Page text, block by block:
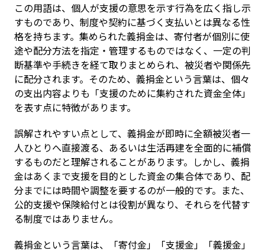
この用語は、個人が支援の意思を示す行為を広く指し示
すものであり、制度や契約に基づく支払いとは異なる性
格を持ちます。集められた義捐金は、寄付者が個別に使
途や配分方法を指定・管理するものではなく、一定の判
断基準や手続きを経て取りまとめられ、被災者や関係先
に配分されます。そのため、義捐金という言葉は、個々
の支出内容よりも「支援のために集約された資金全体」
を表す点に特徴があります。
誤解されやすい点として、義捐金が即時に全額被災者一
人ひとりへ直接渡る、あるいは生活再建を全面的に補償
するものだと理解されることがあります。しかし、義捐
金はあくまで支援を目的とした資金の集合体であり、配
分までには時間や調整を要するのが一般的です。また、
公的支援や保険給付とは役割が異なり、それらを代替す
る制度ではありません。
義捐金という言葉は、「寄付金」「支援金」「義援金」